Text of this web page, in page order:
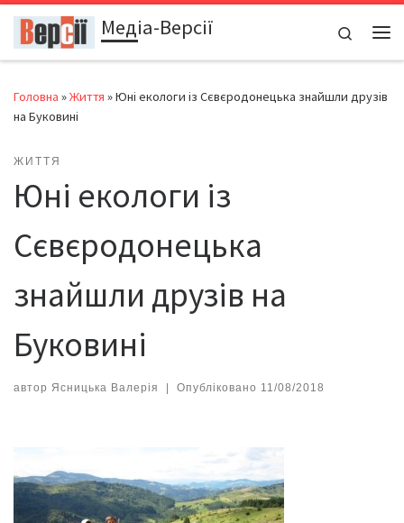
Перейти до вмістуМедіа-Версії
Search
Головна »Життя »Юні екологи із Сєвєродонецька знайшли друзів
на Буковині
ЖИТТЯ
Юні екологи із
Сєвєродонецька
знайшли друзів на
Буковині
автор Ясницька Валерія | Опубліковано 11/08/2018